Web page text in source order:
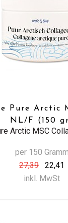
Pure Arctic
NL/F (150
Arctic MSC
per 150 Gramm
27,39
22,41
inkl. MwSt